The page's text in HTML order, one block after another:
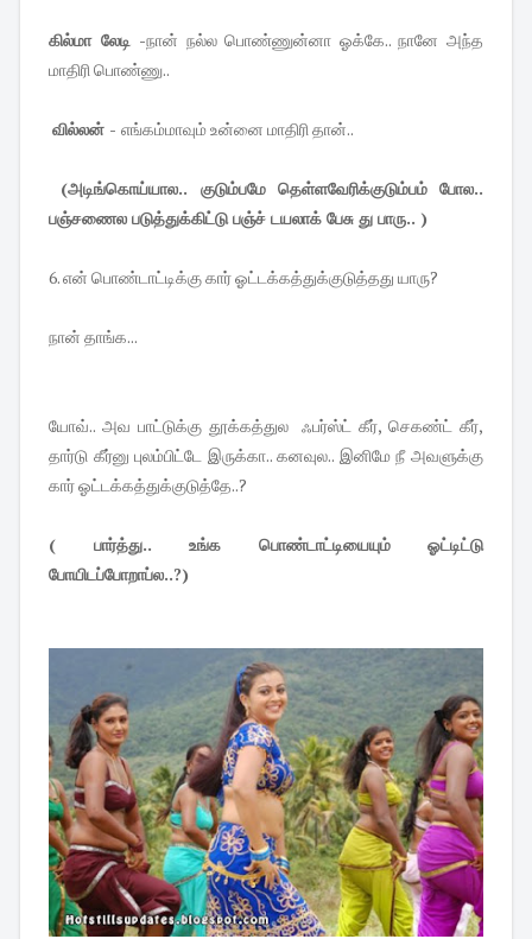
கில்மா லேடி -நான் நல்ல பொண்ணுன்னா ஓக்கே.. நானே அந்த
மாதிரி பொண்ணு..
வில்லன் - எங்கம்மாவும் உன்னை மாதிரி தான்..
(அடிங்கொய்யால.. குடும்பமே தெள்ளவேரிக்குடும்பம் போல..
பஞ்சணைல படுத்துக்கிட்டு பஞ்ச் டயலாக் பேசு து பாரு.. )
6. என் பொண்டாட்டிக்கு கார் ஓட்டக்கத்துக்குடுத்தது யாரு?
நான் தாங்க...
யோவ்.. அவ பாட்டுக்கு தூக்கத்துல ஃபர்ஸ்ட் கீர், செகண்ட் கீர்,
தார்டு கீர்னு புலம்பிட்டே இருக்கா.. கனவுல.. இனிமே நீ அவளுக்கு
கார் ஓட்டக்கத்துக்குடுத்தே..?
( பார்த்து.. உங்க பொண்டாட்டியையும் ஓட்டிட்டு
போயிடப்போறாப்ல..?)